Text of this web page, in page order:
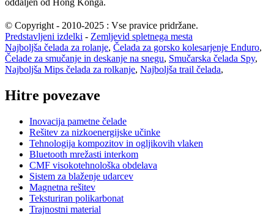
oddaljen od Hong Konga.
© Copyright - 2010-2025 : Vse pravice pridržane.
Predstavljeni izdelki - Zemljevid spletnega mesta
Najboljša čelada za rolanje, Čelada za gorsko kolesarjenje Enduro,
Čelade za smučanje in deskanje na snegu, Smučarska čelada Spy,
Najboljša Mips čelada za rolkanje, Najboljša trail čelada,
Hitre povezave
Inovacija pametne čelade
Rešitev za nizkoenergijske učinke
Tehnologija kompozitov in ogljikovih vlaken
Bluetooth mrežasti interkom
CMF visokotehnološka obdelava
Sistem za blaženje udarcev
Magnetna rešitev
Teksturiran polikarbonat
Trajnostni material